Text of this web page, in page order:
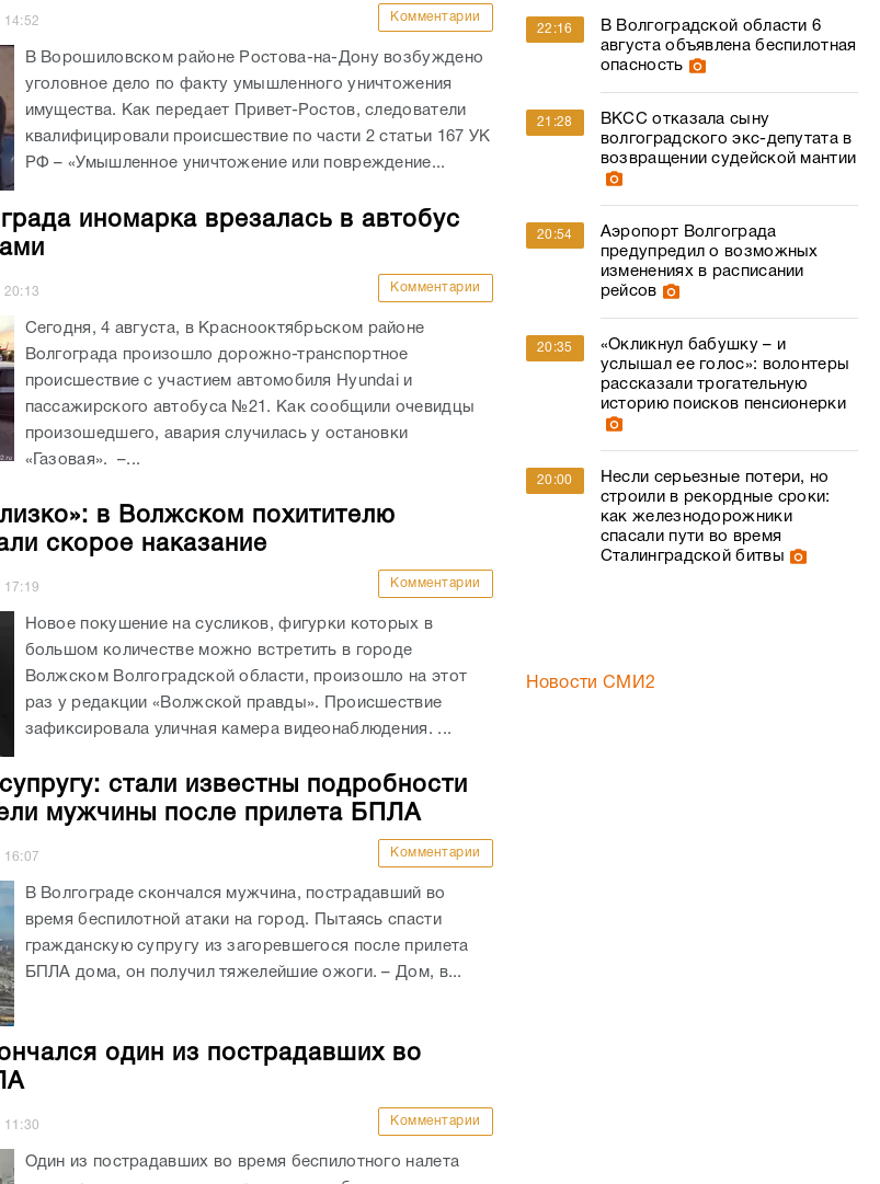
14:52 Комментарии
В Ворошиловском районе Ростова-на-Дону возбуждено
уголовное дело по факту умышленного уничтожения
имущества. Как передает Привет-Ростов, следователи
квалифицировали происшествие по части 2 статьи 167 УК
РФ – «Умышленное уничтожение или повреждение...
иномарка врезалась в автобус
20:13 Комментарии
Сегодня, 4 августа, в Краснооктябрьском районе
Волгограда произошло дорожно-транспортное
происшествие с участием автомобиля Hyundai и
пассажирского автобуса №21. Как сообщили очевидцы
произошедшего, авария случилась у остановки
«Газовая». –...
в Волжском похитителю
скорое наказание
17:19 Комментарии
Новое покушение на сусликов, фигурки которых в
большом количестве можно встретить в городе
Волжском Волгоградской области, произошло на этот
раз у редакции «Волжской правды». Происшествие
зафиксировала уличная камера видеонаблюдения. ...
стали известны подробности
мужчины после прилета БПЛА
16:07 Комментарии
В Волгограде скончался мужчина, пострадавший во
время беспилотной атаки на город. Пытаясь спасти
гражданскую супругу из загоревшегося после прилета
БПЛА дома, он получил тяжелейшие ожоги. – Дом, в...
один из пострадавших во
11:30 Комментарии
Один из пострадавших во время беспилотного налета
22:16
В Волгоградской области 6
августа объявлена беспилотная
опасность
21:28
ВКСС отказала сыну
волгоградского экс-депутата в
возвращении судейской мантии
20:54
Аэропорт Волгограда
предупредил о возможных
изменениях в расписании
рейсов
20:35
«Окликнул бабушку – и
услышал ее голос»: волонтеры
рассказали трогательную
историю поисков пенсионерки
20:00
Несли серьезные потери, но
строили в рекордные сроки:
как железнодорожники
спасали пути во время
Сталинградской битвы
Новости СМИ2